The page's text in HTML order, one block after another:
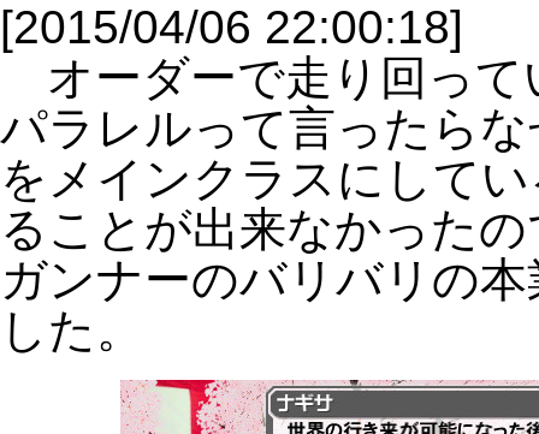
[2015/04/06 22:00:18]
オーダーで走り回って
パラレルって言ったら
をメインクラスにして
ることが出来なかった
ガンナーのバリバリの
した。